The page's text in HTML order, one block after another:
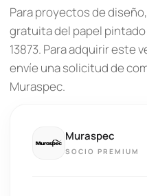
Para proyectos de
gratuita del papel
13873. Para adquirir este
envíe una solicitud de
Muraspec.
Muraspec
SOCIO PREMIUM